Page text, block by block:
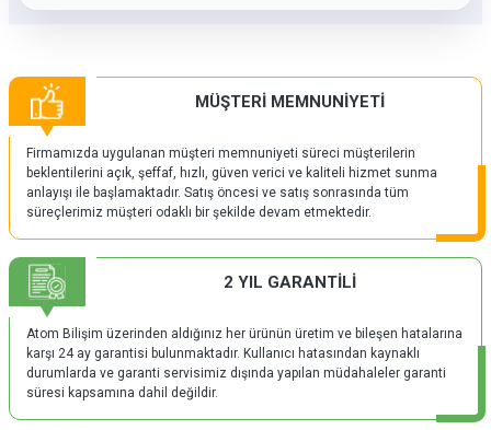
MÜŞTERİ MEMNUNİYETİ
Firmamızda uygulanan müşteri memnuniyeti süreci müşterilerin
beklentilerini açık, şeffaf, hızlı, güven verici ve kaliteli hizmet sunma
anlayışı ile başlamaktadır. Satış öncesi ve satış sonrasında tüm
süreçlerimiz müşteri odaklı bir şekilde devam etmektedir.
2 YIL GARANTİLİ
Atom Bilişim üzerinden aldığınız her ürünün üretim ve bileşen hatalarına
karşı 24 ay garantisi bulunmaktadır. Kullanıcı hatasından kaynaklı
durumlarda ve garanti servisimiz dışında yapılan müdahaleler garanti
süresi kapsamına dahil değildir.